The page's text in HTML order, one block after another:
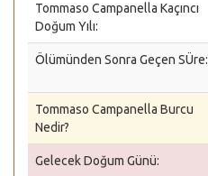
Tommaso Campanella Kaçıncı
Doğum Yılı:
Ölümünden Sonra Geçen SÜre:
Tommaso Campanella Burcu
Nedir?
Gelecek Doğum Günü: